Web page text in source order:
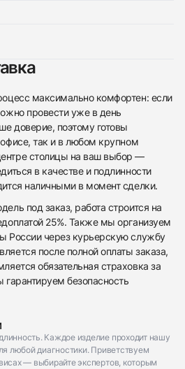
максимально комфортен: если
провести уже в день
доверие, поэтому готовы
так и в любом крупном
столицы на ваш выбор —
в качестве и подлинности
наличными в момент сделки.
под заказ, работа строится на
25%. Также мы организуем
России через курьерскую службу
после полной оплаты заказа,
обязательная страховка за
безопасность
Каждое изделие проходит нашу
любой диагностики. Приветствуем
— выбирайте экспертов, которым